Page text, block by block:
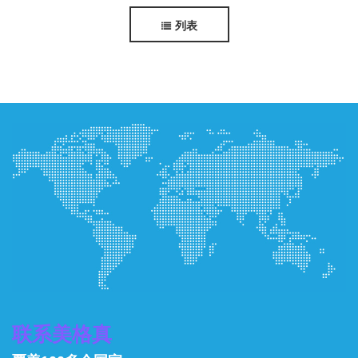
o documentation.
列表
联系美格真